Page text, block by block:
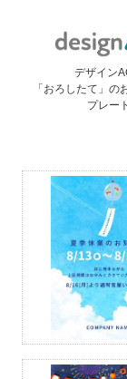
デザイン
「おろしたて」の
プレート